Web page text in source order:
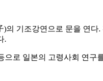
기조강연으로 문을 연
.
로 일본의 고령사회 연